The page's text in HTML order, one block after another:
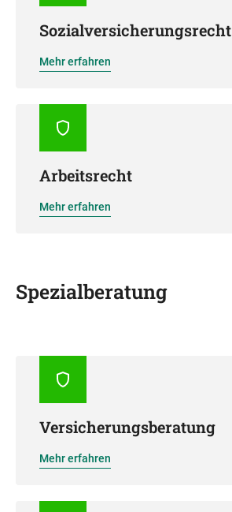
Sozialversicherungsrecht
Mehr erfahren
Arbeitsrecht
Mehr erfahren
Spezialberatung
Versicherungsberatung
Mehr erfahren